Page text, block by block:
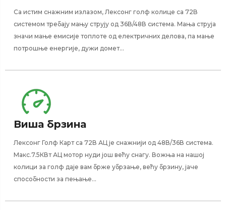
Са истим снажним излазом, Лексонг голф колице са 72В
системом требају мању струју од 36В/48В система. Мања струја
значи мање емисије топлоте од електричних делова, па мање
потрошње енергије, дужи домет...
Виша брзина
Лексонг Голф Карт са 72В АЦ је снажнији од 48В/36В система.
Макс.7.5КВт АЦ мотор нуди још већу снагу. Вожња на нашој
колици за голф даје вам брже убрзање, већу брзину, јаче
способности за пењање...